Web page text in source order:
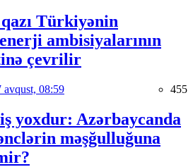
Türkiyənin
ambisiyalarının
çevrilir
avqust, 08:59 455
yoxdur: Azərbaycanda
məşğulluğuna